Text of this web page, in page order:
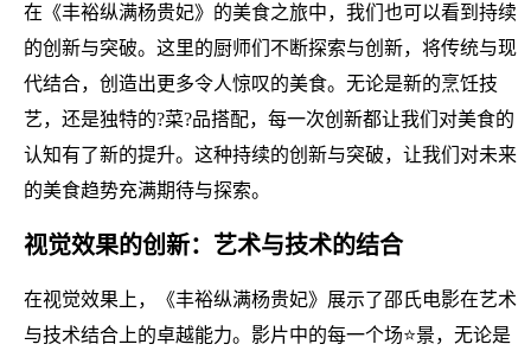
在《丰裕纵满杨贵妃》的美食之旅中，我们也可以看到持续
的创新与突破。这里的厨师们不断探索与创新，将传统与现
代结合，创造出更多令人惊叹的美食。无论是新的烹饪技
艺，还是独特的?菜?品搭配，每一次创新都让我们对美食的
认知有了新的提升。这种持续的创新与突破，让我们对未来
的美食趋势充满期待与探索。
视觉效果的创新：艺术与技术的结合
在视觉效果上，《丰裕纵满杨贵妃》展示了邵氏电影在艺术
与技术结合上的卓越能力。影片中的每一个场⭐景，无论是